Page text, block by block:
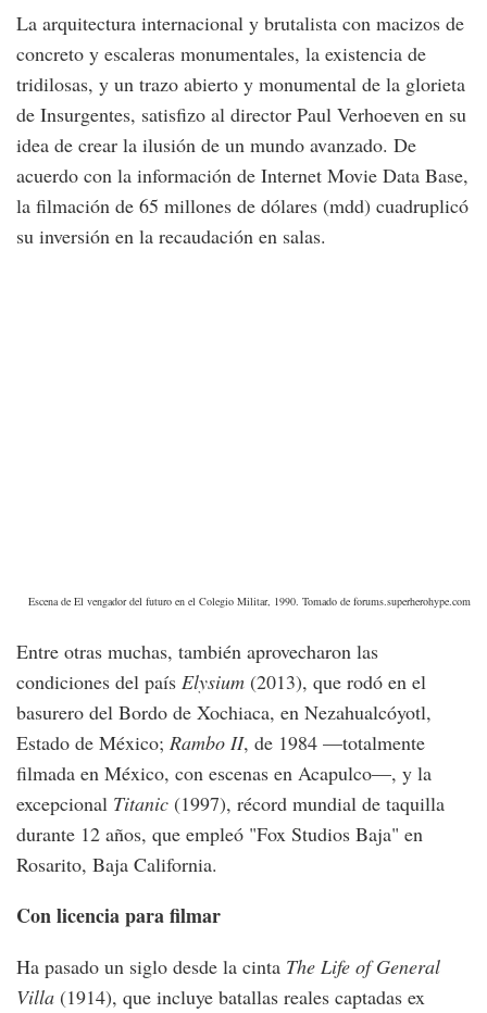
La arquitectura internacional y brutalista con macizos de
concreto y escaleras monumentales, la existencia de
tridilosas, y un trazo abierto y monumental de la glorieta
de Insurgentes, satisfizo al director Paul Verhoeven en su
idea de crear la ilusión de un mundo avanzado. De
acuerdo con la información de Internet Movie Data Base,
la filmación de 65 millones de dólares (mdd) cuadruplicó
su inversión en la recaudación en salas.
Escena de El vengador del futuro en el Colegio Militar, 1990. Tomado de forums.superherohype.com
Entre otras muchas, también aprovecharon las
condiciones del país Elysium (2013), que rodó en el
basurero del Bordo de Xochiaca, en Nezahualcóyotl,
Estado de México; Rambo II, de 1984 —totalmente
filmada en México, con escenas en Acapulco—, y la
excepcional Titanic (1997), récord mundial de taquilla
durante 12 años, que empleó "Fox Studios Baja" en
Rosarito, Baja California.
Con licencia para filmar
Ha pasado un siglo desde la cinta The Life of General
Villa (1914), que incluye batallas reales captadas ex